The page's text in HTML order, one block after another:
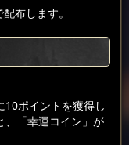
布します。
10ポイントを獲得し
、「幸運コイン」が